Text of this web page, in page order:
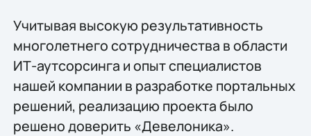
Учитывая высокую результативность
многолетнего сотрудничества в области
ИТ-аутсорсинга и опыт специалистов
нашей компании в разработке портальных
решений, реализацию проекта было
решено доверить «Девелоника».